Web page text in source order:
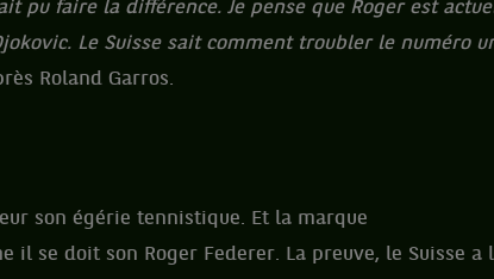
pu faire la différence. Je pense que Roger est
Le Suisse sait comment troubler le numéro
Roland Garros.
son égérie tennistique. Et la marque
il se doit son Roger Federer. La preuve, le Suisse a